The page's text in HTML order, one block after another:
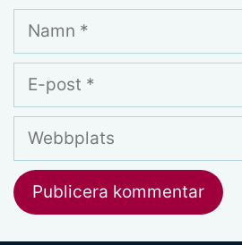
Namn
E-
post
Webbplats